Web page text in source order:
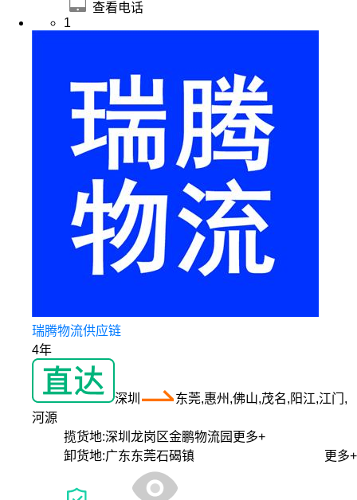
查看电话
1
瑞腾物流供应链
4年
深圳
东莞,惠州,佛山,茂名,阳江,江门,
河源
揽货地:深圳龙岗区金鹏物流园 更多+
卸货地:广东东莞石碣镇 更多+